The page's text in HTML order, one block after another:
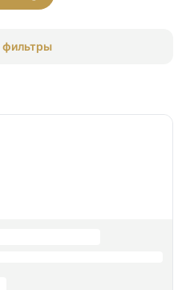
фильтры